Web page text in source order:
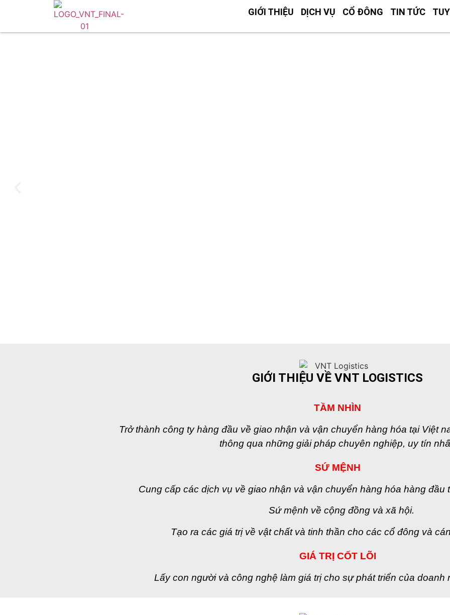
GIỚI THIỆU DỊCH VỤ CỔ ĐÔNG TIN TỨC
GIỚI THIỆU VỀ VNT LOGISTICS
TẦM NHÌN
Trở thành công ty hàng đầu về giao nhận và vận chuyển hàng hóa tại Việt
thông qua những giải pháp chuyên nghiệp, uy tín
SỨ MỆNH
Cung cấp các dịch vụ về giao nhận và vận chuyển hàng hóa hàng đầu
Sứ mệnh về cộng đồng và xã hội.
Tạo ra các giá trị về vật chất và tinh thần cho các cổ đông và
GIÁ TRỊ CỐT LÕI
Lấy con người và công nghệ làm giá trị cho sự phát triển của doanh